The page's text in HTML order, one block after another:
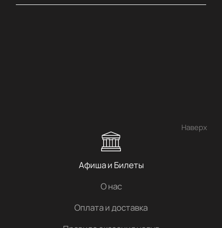
Наверх
Афиша и Билеты
О нас
Оплата и доставка